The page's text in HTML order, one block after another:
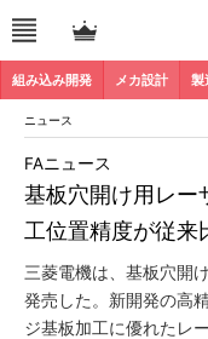
組み込み開発 メカ設計 製
ニュース
基板穴開け用レー
工位置精度が従来
FAニュース
三菱電機は、基板穴開
発売した。新開発の高
ジ基板加工に優れたレ